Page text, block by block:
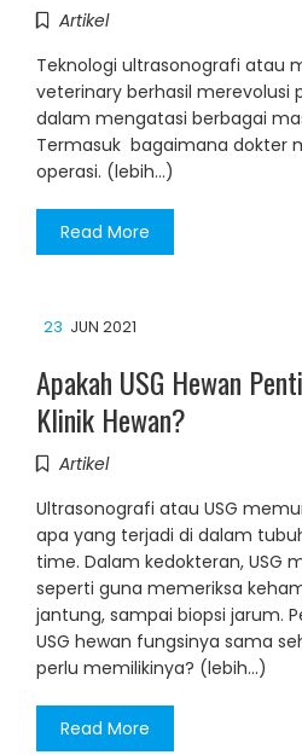
Artikel
Teknologi ultrasonografi atau
veterinary berhasil merevolusi
dalam mengatasi berbagai
Termasuk bagaimana dokter
operasi. (lebih…)
Read More
23 JUN 2021
Apakah USG Hewan
Klinik Hewan?
Artikel
Ultrasonografi atau USG
apa yang terjadi di dalam
time. Dalam kedokteran, USG
seperti guna memeriksa
jantung, sampai biopsi jarum.
USG hewan fungsinya sama
perlu memilikinya? (lebih…)
Read More